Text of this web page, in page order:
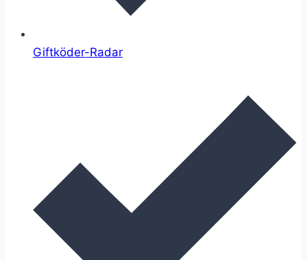
Giftköder-Radar